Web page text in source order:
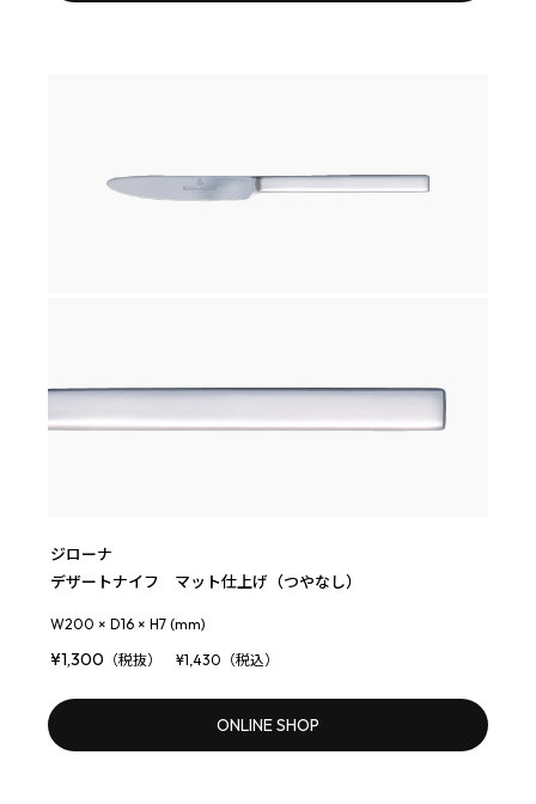
ジローナ
デザートナイフ マット仕上げ（つやなし）
W200 × D16 × H7 (mm)
¥1,300 （税抜） ¥1,430（税込）
ONLINE SHOP